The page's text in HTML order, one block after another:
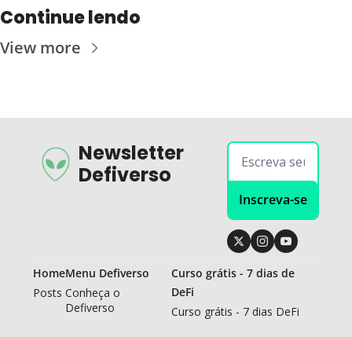
Continue lendo
View more
Newsletter
Defiverso
Inscreva-se
Home
Posts
Menu Defiverso
Conheça o
Defiverso
Curso grátis - 7 dias de
DeFi
Curso grátis - 7 dias DeFi